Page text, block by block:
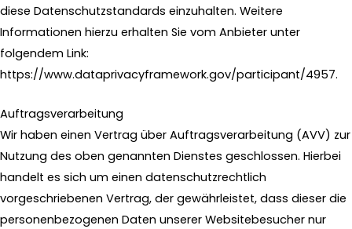
diese Datenschutzstandards einzuhalten. Weitere
Informationen hierzu erhalten Sie vom Anbieter unter
folgendem Link:
https://www.dataprivacyframework.gov/participant/4957.
Auftragsverarbeitung
Wir haben einen Vertrag über Auftragsverarbeitung (AVV) zur
Nutzung des oben genannten Dienstes geschlossen. Hierbei
handelt es sich um einen datenschutzrechtlich
vorgeschriebenen Vertrag, der gewährleistet, dass dieser die
personenbezogenen Daten unserer Websitebesucher nur